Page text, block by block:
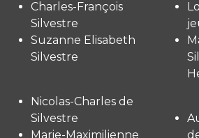
Charles-François
Silvestre
Suzanne Elisabeth
Silvestre
Nicolas-Charles de
Silvestre
Marie-Maximilienne